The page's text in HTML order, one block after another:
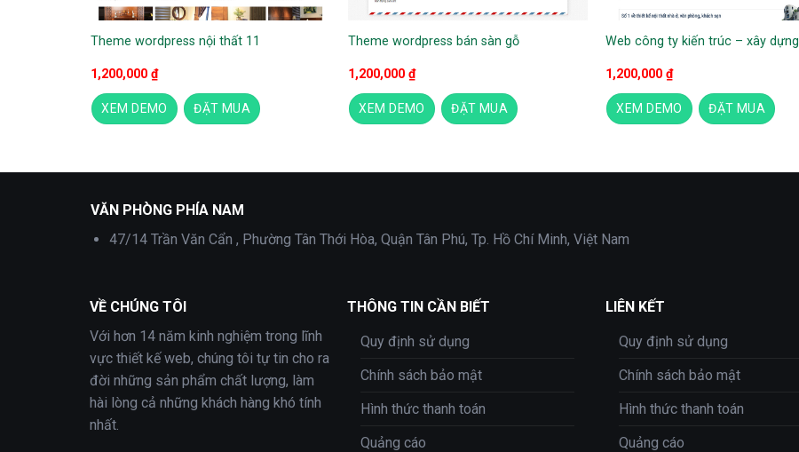
Theme wordpress nội thất 11
1,200,000 ₫
XEM DEMO ĐẶT MUA
Theme wordpress bán sàn gỗ
1,200,000 ₫
XEM DEMO ĐẶT MUA
Web công ty kiến trúc – xây dựng
1,200,000 ₫
XEM DEMO ĐẶT MUA
Web thiết kế nhà
VĂN PHÒNG PHÍA NAM
47/14 Trần Văn Cẩn , Phường Tân Thới Hòa, Quận Tân Phú, Tp. Hồ Chí Minh, Việt Nam
VỀ CHÚNG TÔI
Với hơn 14 năm kinh nghiệm trong lĩnh
vực thiết kế web, chúng tôi tự tin cho ra
đời những sản phẩm chất lượng, làm
hài lòng cả những khách hàng khó tính
nhất.
THÔNG TIN CẦN BIẾT
Quy định sử dụng
Chính sách bảo mật
Hình thức thanh toán
Quảng cáo
LIÊN KẾT
Quy định sử dụng
Chính sách bảo mật
Hình thức thanh toán
Quảng cáo